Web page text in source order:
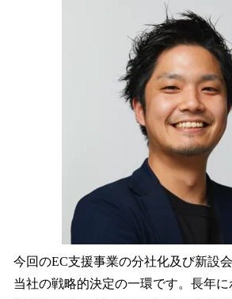
今回のEC支援事業の分社化及び新設
当社の戦略的決定の一環です。長年